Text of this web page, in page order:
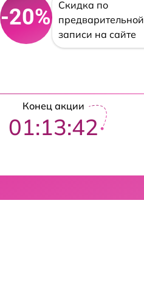
-20%
Скидка по
предварительной
записи на сайте
Конец акции
01:13:41